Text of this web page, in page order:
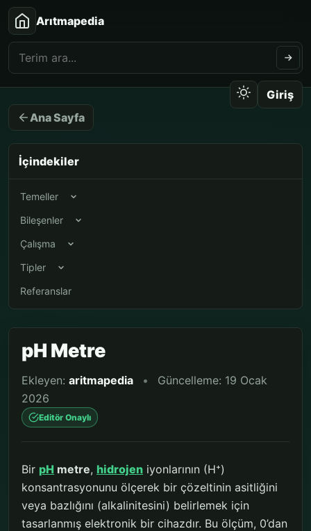
Arıtmapedia
Giriş
Ana Sayfa
İçindekiler
Temeller
Bileşenler
Çalışma
Tipler
Referanslar
pH Metre
Ekleyen: aritmapedia •
Güncelleme: 19 Ocak
2026
Editör Onaylı
Bir pH metre, hidrojen iyonlarının (H⁺)
konsantrasyonunu ölçerek bir çözeltinin asitliğini
veya bazlığını (alkalinitesini) belirlemek için
tasarlanmış elektronik bir cihazdır. Bu ölçüm, 0’dan